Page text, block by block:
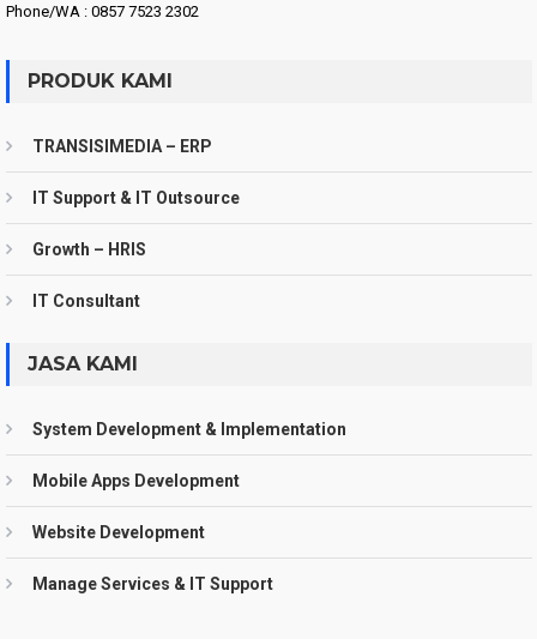
Phone/WA : 0857 7523 2302
PRODUK KAMI
TRANSISIMEDIA – ERP
IT Support & IT Outsource
Growth – HRIS
IT Consultant
JASA KAMI
System Development & Implementation
Mobile Apps Development
Website Development
Manage Services & IT Support